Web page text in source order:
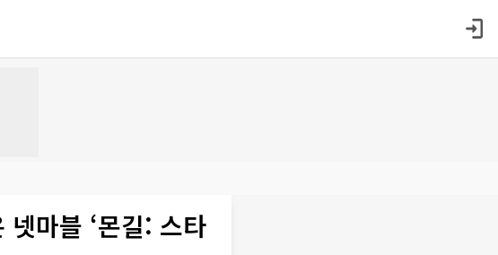
마블 ‘몬길: 스타